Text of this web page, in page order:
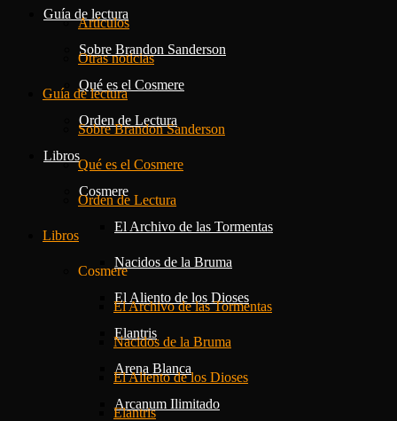
Guía de lectura
Sobre Brandon Sanderson
Qué es el Cosmere
Orden de Lectura
Libros
Cosmere
El Archivo de las Tormentas
Nacidos de la Bruma
El Aliento de los Dioses
Elantris
Arena Blanca
Arcanum Ilimitado
Artículos
Otras noticias
Guía de lectura
Sobre Brandon Sanderson
Qué es el Cosmere
Orden de Lectura
Libros
Cosmere
El Archivo de las Tormentas
Nacidos de la Bruma
El Aliento de los Dioses
Elantris